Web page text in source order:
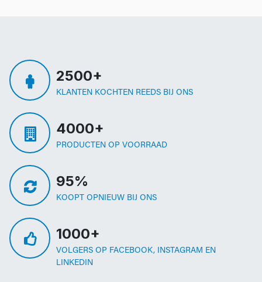
2500+
KLANTEN KOCHTEN REEDS BIJ ONS
4000+
PRODUCTEN OP VOORRAAD
95%
KOOPT OPNIEUW BIJ ONS
1000+
VOLGERS OP FACEBOOK, INSTAGRAM EN
LINKEDIN